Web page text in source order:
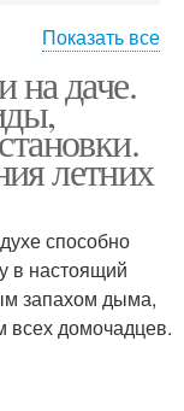
Показать все
на даче.
летних
способно
в настоящий
запахом дыма,
всех домочадцев.